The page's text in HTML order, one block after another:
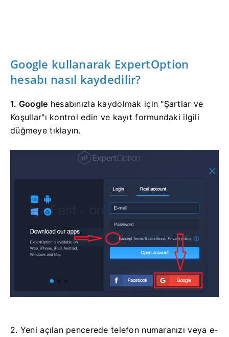
Google kullanarak ExpertOption
hesabı nasıl kaydedilir?
1. Google hesabınızla kaydolmak için "Şartlar ve
Koşullar"ı kontrol edin ve kayıt formundaki ilgili
düğmeye tıklayın.
2. Yeni açılan pencerede telefon numaranızı veya e-